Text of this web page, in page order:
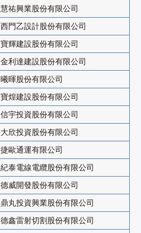
慧祐興業股份有限公司
西門乙設計股份有限公司
寶輝建設股份有限公司
金利達建設股份有限公司
曦暉股份有限公司
寶煌建設股份有限公司
信宇投資股份有限公司
大欣投資股份有限公司
捷歐通運有限公司
紀泰電線電纜股份有限公司
德威開發股份有限公司
鼎丸投資興業股份有限公司
德鑫雷射切割股份有限公司